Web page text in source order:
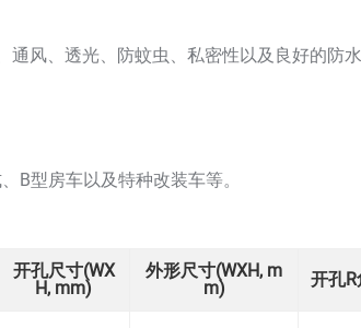
通风、透光、防蚊虫、私密性以及良好的防
B型房车以及特种改装车等。
开孔尺寸(WX
H, mm)
外形尺寸(WXH, m
m)
开孔